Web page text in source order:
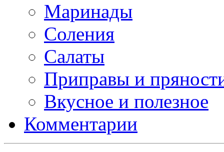
Маринады
Соления
Салаты
Приправы и
Вкусное и полезное
Комментарии